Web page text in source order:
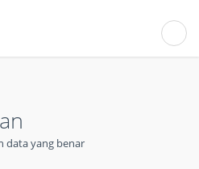
data yang benar